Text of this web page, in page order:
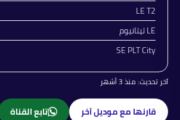
LE T2
LE تيتانيوم
SE PLT City
آخر تحديث:منذ 3 أشهر
قارنها مع موديل آخر تابع القناة